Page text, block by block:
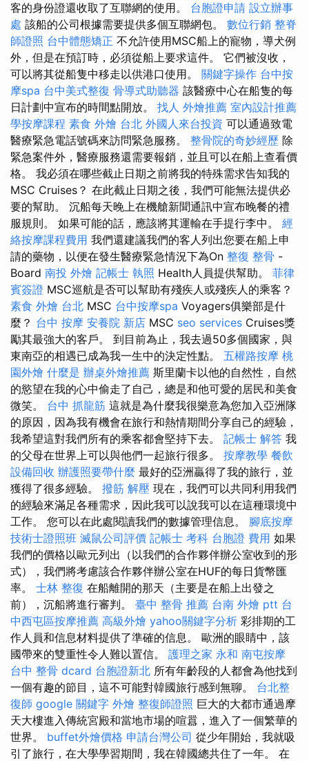
客的身份證還收取了互聯網的使用。 台胞證申請 設立辦事
處 該船的公司根據需要提供多個互聯網包。 數位行銷 整脊
師證照 台中體態矯正 不允許使用MSC船上的寵物，導犬例
外，但是在預訂時，必須從船上要求這件。 它們被沒收，
可以將其從船隻中移走以供港口使用。 關鍵字操作 台中按
摩spa 台中美式整復 骨導式助聽器 該醫療中心在船隻的每
日計劃中宣布的時間點開放。 找人 外燴推薦 室內設計推薦
學按摩課程 素食 外燴 台北 外國人來台投資 可以通過致電
醫療緊急電話號碼來訪問緊急服務。 整骨院的奇妙經歷 除
緊急案件外，醫療服務還需要報銷，並且可以在船上查看價
格。 我必須在哪些截止日期之前將我的特殊需求告知我的
MSC Cruises？ 在此截止日期之後，我們可能無法提供必
要的幫助。 沉船每天晚上在機艙新聞通訊中宣布晚餐的禮
服規則。 如果可能的話，應該將其運輸在手提行李中。 經
絡按摩課程費用 我們還建議我們的客人列出您要在船上申
請的藥物，以便在發生醫療緊急情況下為On 整復 整骨 -
Board 南投 外燴 記帳士 執照 Health人員提供幫助。 菲律
賓簽證 MSC巡航是否可以幫助有殘疾人或殘疾人的乘客？
素食 外燴 台北 MSC 台中按摩spa Voyagers俱樂部是什
麼？ 台中 按摩 安養院 新店 MSC seo services Cruises獎
勵其最強大的客戶。 到目前為止，我去過50多個國家，與
東南亞的相遇已成為我一生中的決定性點。 五權路按摩 桃
園外燴 什麼是 辦桌外燴推薦 斯里蘭卡以他的自然性，自然
的慾望在我的心中偷走了自己，總是和他可愛的居民和美食
微笑。 台中 抓龍筋 這就是為什麼我很樂意為您加入亞洲隊
的原因，因為我有機會在旅行和熱情期間分享自己的經驗，
我希望這對我們所有的乘客都會堅持下去。 記帳士 解答 我
的父母在世界上可以與他們一起旅行很多。 按摩教學 餐飲
設備回收 辦護照要帶什麼 最好的亞洲贏得了我的旅行，並
獲得了很多經驗。 撥筋 解壓 現在，我們可以共同利用我們
的經驗來滿足各種需求，因此我可以說我可以在這種環境中
工作。 您可以在此處閱讀我們的數據管理信息。 腳底按摩
技術士證照班 滅鼠公司評價 記帳士 考科 台胞證 費用 如果
我們的價格以歐元列出（以我們的合作夥伴辦公室收到的形
式），我們將考慮該合作夥伴辦公室在HUF的每日貨幣匯
率。 士林 整復 在船離開的那天（主要是在船上出發之
前），沉船將進行審判。 臺中 整骨 推薦 台南 外燴 ptt 台
中西屯區按摩推薦 高級外燴 yahoo關鍵字分析 彩排期的工
作人員和信息材料提供了準確的信息。 歐洲的眼睛中，該
國帶來的雙重性令人難以置信。 護理之家 永和 南屯按摩
台中 整骨 dcard 台胞證新北 所有年齡段的人都會為他找到
一個有趣的節目，這不可能對韓國旅行感到無聊。 台北整
復師 google 關鍵字 外燴 整復師證照 巨大的大都市通過摩
天大樓進入傳統宮殿和當地市場的喧囂，進入了一個繁華的
世界。 buffet外燴價格 申請台灣公司 從少年開始，我就吸
引了旅行，在大學學習期間，我在韓國總共住了一年。 在